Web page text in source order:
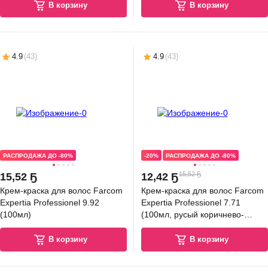
В корзину В корзину
4.9 (43)
РАСПРОДАЖА ДО -80%
15,52 Ҕ
Крем-краска для волос Farcom
Expertia Professionel 9.92
(100мл)
В корзину
4.9 (43)
-20% РАСПРОДАЖА ДО -80%
12,42 Ҕ15,52 Ҕ
Крем-краска для волос Farcom
Expertia Professionel 7.71
(100мл, русый коричнево-
пепельный)
В корзину